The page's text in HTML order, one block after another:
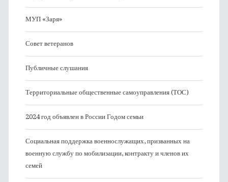
МУП «Заря»
Совет ветеранов
Публичные слушания
Территориальные общественные самоуправления (ТОС)
2024 год объявлен в России Годом семьи
Социальная поддержка военнослужащих, призванных на
военную службу по мобилизации, контракту и членов их
семей